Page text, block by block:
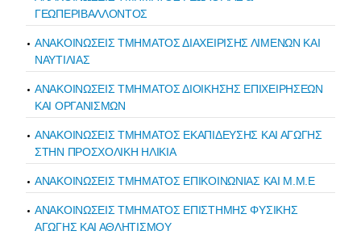
ΓΕΩΠΕΡΙΒΑΛΛΟΝΤΟΣ
ΑΝΑΚΟΙΝΩΣΕΙΣ ΤΜΗΜΑΤΟΣ ΔΙΑΧΕΙΡΙΣΗΣ ΛΙΜΕΝΩΝ ΚΑΙ
ΝΑΥΤΙΛΙΑΣ
ΑΝΑΚΟΙΝΩΣΕΙΣ ΤΜΗΜΑΤΟΣ ΔΙΟΙΚΗΣΗΣ ΕΠΙΧΕΙΡΗΣΕΩΝ
ΚΑΙ ΟΡΓΑΝΙΣΜΩΝ
ΑΝΑΚΟΙΝΩΣΕΙΣ ΤΜΗΜΑΤΟΣ ΕΚΑΠΙΔΕΥΣΗΣ ΚΑΙ ΑΓΩΓΗΣ
ΣΤΗΝ ΠΡΟΣΧΟΛΙΚΗ ΗΛΙΚΙΑ
ΑΝΑΚΟΙΝΩΣΕΙΣ ΤΜΗΜΑΤΟΣ ΕΠΙΚΟΙΝΩΝΙΑΣ ΚΑΙ Μ.Μ.Ε
ΑΝΑΚΟΙΝΩΣΕΙΣ ΤΜΗΜΑΤΟΣ ΕΠΙΣΤΗΜΗΣ ΦΥΣΙΚΗΣ
ΑΓΩΓΗΣ ΚΑΙ ΑΘΛΗΤΙΣΜΟΥ